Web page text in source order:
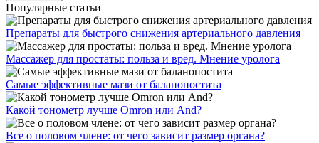
Популярные статьи
Препараты для быстрого снижения артериального давления
Массажер для простаты: польза и вред. Мнение уролога
Самые эффективные мази от баланопостита
Какой тонометр лучше Omron или And?
Все о половом члене: от чего зависит размер органа?